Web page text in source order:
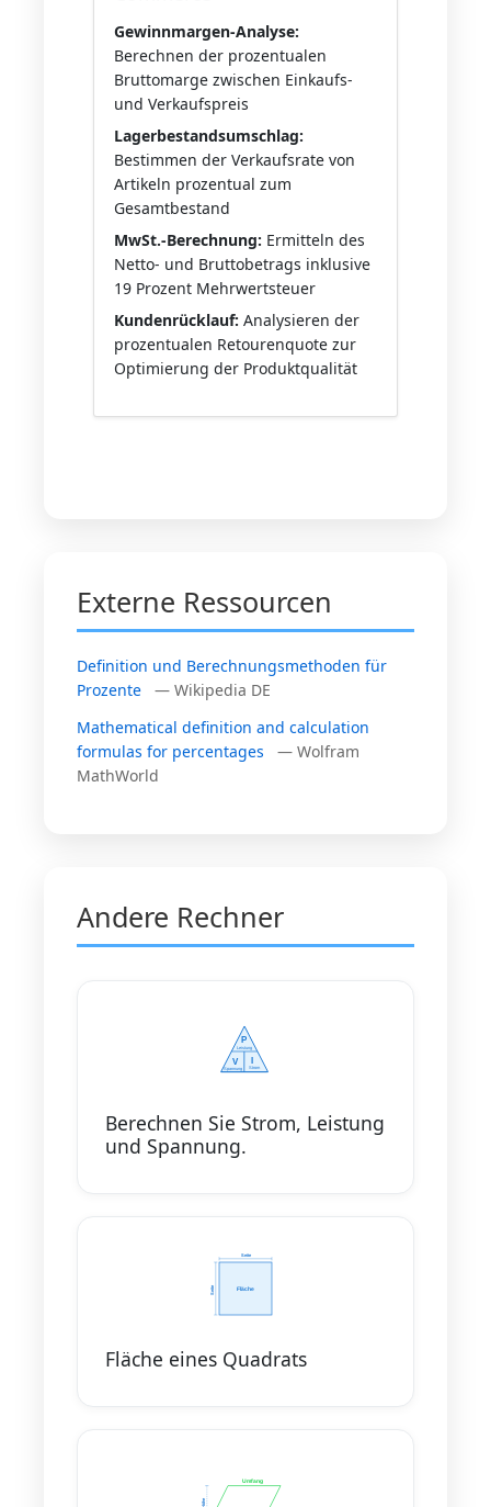
Gewinnmargen-Analyse:
Berechnen der prozentualen
Bruttomarge zwischen Einkaufs-
und Verkaufspreis
Lagerbestandsumschlag:
Bestimmen der Verkaufsrate von
Artikeln prozentual zum
Gesamtbestand
MwSt.-Berechnung: Ermitteln des
Netto- und Bruttobetrags inklusive
19 Prozent Mehrwertsteuer
Kundenrücklauf: Analysieren der
prozentualen Retourenquote zur
Optimierung der Produktqualität
Externe Ressourcen
Definition und Berechnungsmethoden für
Prozente
— Wikipedia DE
Mathematical definition and calculation
formulas for percentages
— Wolfram
MathWorld
Andere Rechner
Berechnen Sie Strom, Leistung
und Spannung.
Fläche eines Quadrats